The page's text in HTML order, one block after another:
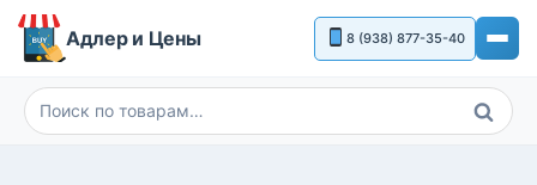
Перейти
Адлер и Цены 8 (938) 877-35-40
Искать:
Поиск